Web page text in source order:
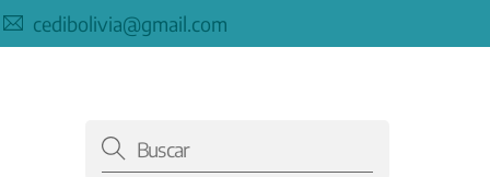
cedibolivia@gmail.com